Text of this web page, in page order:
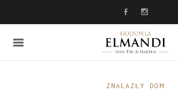
ZNALAZŁY DOM